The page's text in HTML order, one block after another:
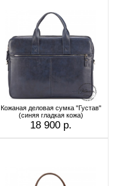
Кожаная деловая сумка "Густав"
(синяя гладкая кожа)
18 900 р.